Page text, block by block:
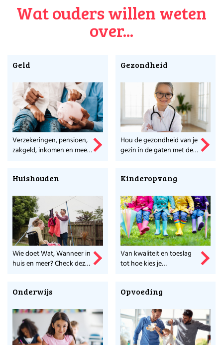
Wat ouders willen weten
over...
Geld
Verzekeringen, pensioen,
zakgeld, inkomen en meer
Gezondheid
Hou de gezondheid van je
gezin in de gaten met deze
Huishouden
Wie doet Wat, Wanneer in
huis en meer? Check deze
Kinderopvang
Van kwaliteit en toeslag
tot hoe kies je
Onderwijs Opvoeding